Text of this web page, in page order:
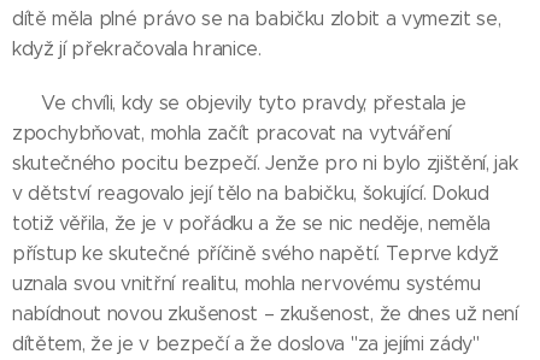
dítě měla plné právo se na babičku zlobit a vymezit se,
když jí překračovala hranice.
👉 Ve chvíli, kdy se objevily tyto pravdy, přestala je
zpochybňovat, mohla začít pracovat na vytváření
skutečného pocitu bezpečí. Jenže pro ni bylo zjištění, jak
v dětství reagovalo její tělo na babičku, šokující. Dokud
totiž věřila, že je v pořádku a že se nic neděje, neměla
přístup ke skutečné příčině svého napětí. Teprve když
uznala svou vnitřní realitu, mohla nervovému systému
nabídnout novou zkušenost – zkušenost, že dnes už není
dítětem, že je v bezpečí a že doslova "za jejími zády"